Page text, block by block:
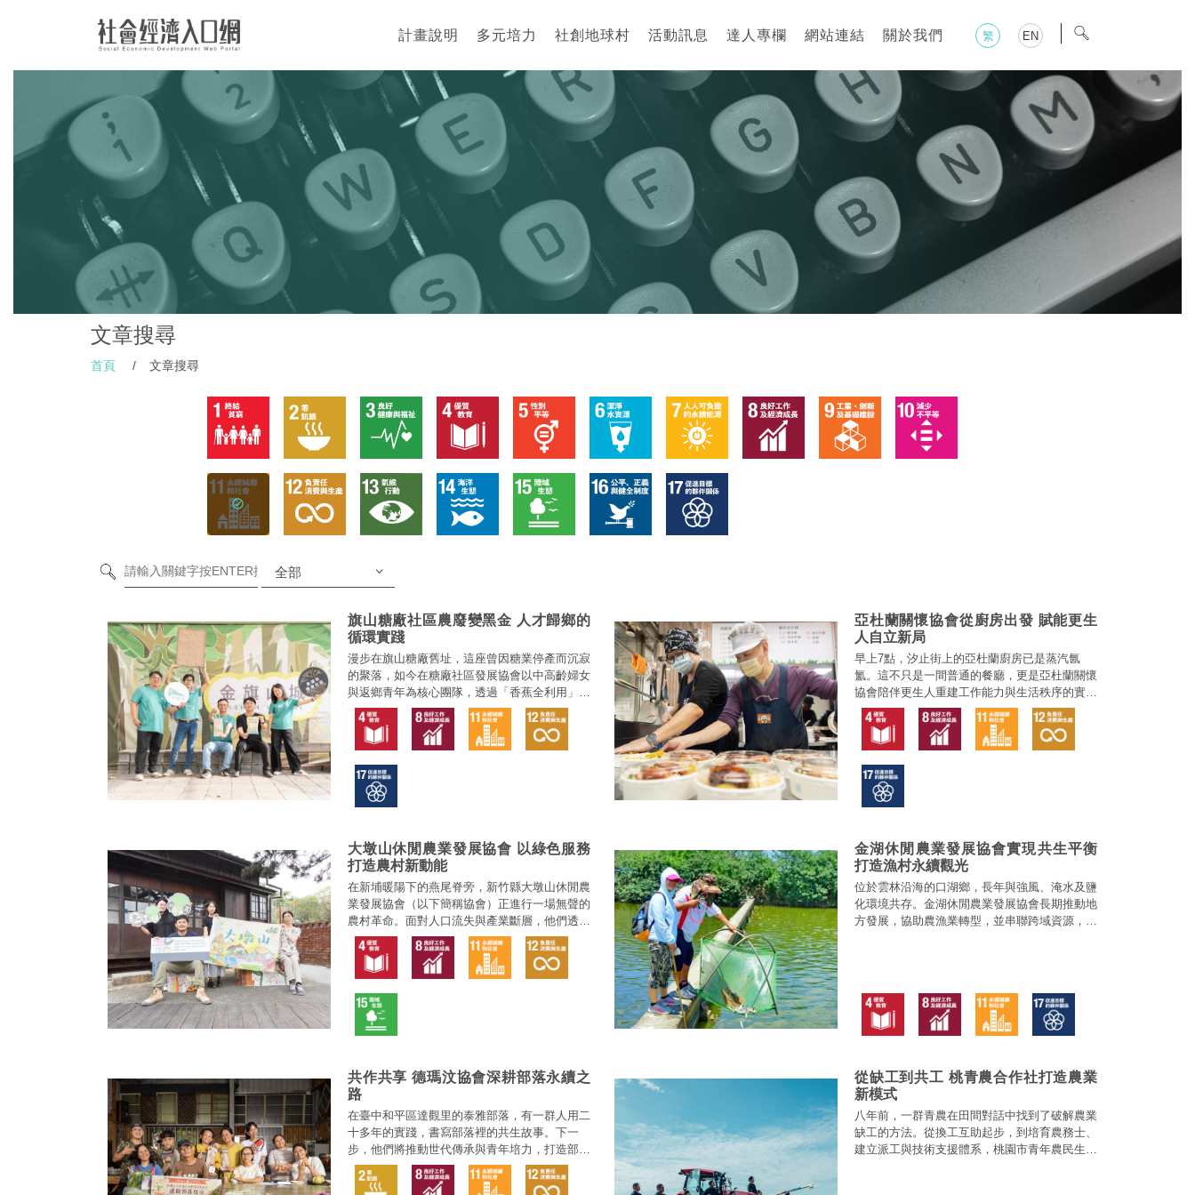
計畫說明 多元培力 社創地球村 活動訊息 達人專欄 網站連結 關於我們 繁 EN
文章搜尋
首頁 / 文章搜尋
旗山糖廠社區農廢變黑金 人才歸鄉的
循環實踐
漫步在旗山糖廠舊址，這座曾因糖業停產而沉寂
的聚落，如今在糖廠社區發展協會以中高齡婦女
與返鄉青年為核心團隊，透過「香蕉全利用」，
將乏人問津的「農廢」香蕉花，變身為對接企業
ESG採購的熱銷商品。
亞杜蘭關懷協會從廚房出發 賦能更生
人自立新局
早上7點，汐止街上的亞杜蘭廚房已是蒸汽氤
氳。這不只是一間普通的餐廳，更是亞杜蘭關懷
協會陪伴更生人重建工作能力與生活秩序的實作
場域，讓原本的「受助者」轉變為具備市場競爭
力的「生產者」，在鍋鏟聲中完成了一場深刻的
社會復歸革命。
大墩山休閒農業發展協會 以綠色服務
打造農村新動能
在新埔暖陽下的燕尾脊旁，新竹縣大墩山休閒農
業發展協會（以下簡稱協會）正進行一場無聲的
農村革命。面對人口流失與產業斷層，他們透過
「產業鑲嵌」策略，將百年宗祠、生物多樣性指
標與竹科ESG需求緊密交織，為地方創造新的
參與機會與經濟動能。
金湖休閒農業發展協會實現共生平衡
打造漁村永續觀光
位於雲林沿海的口湖鄉，長年與強風、淹水及鹽
化環境共存。金湖休閒農業發展協會長期推動地
方發展，協助農漁業轉型，並串聯跨域資源，結
共作共享 德瑪汶協會深耕部落永續之
路
在臺中和平區達觀里的泰雅部落，有一群人用二
十多年的實踐，書寫部落裡的共生故事。下一
步，他們將推動世代傳承與青年培力，打造部落
的永續未來。
從缺工到共工 桃青農合作社打造農業
新模式
八年前，一群青農在田間對話中找到了破解農業
缺工的方法。從換工互助起步，到培育農務士、
建立派工與技術支援體系，桃園市青年農民生產